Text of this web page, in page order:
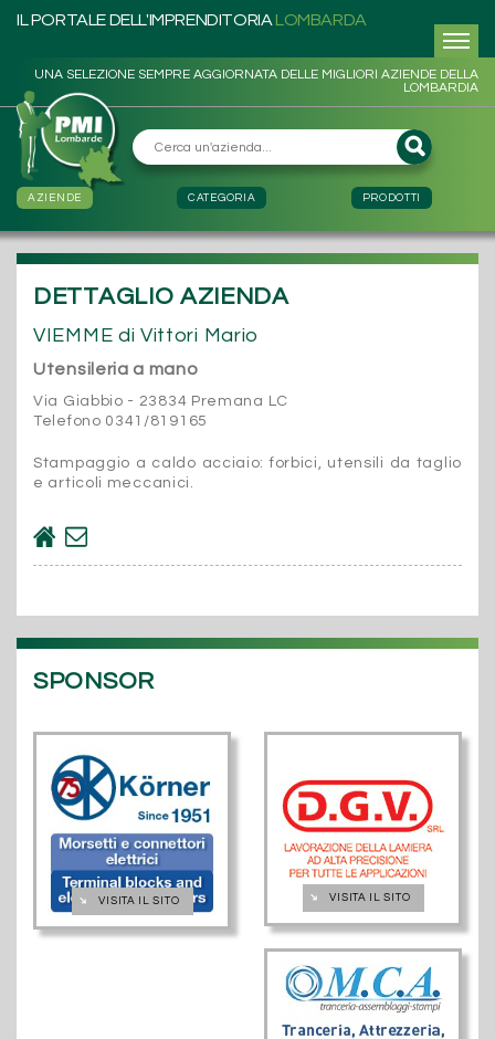
IL PORTALE DELL'IMPRENDITORIA LOMBARDA
UNA SELEZIONE SEMPRE AGGIORNATA DELLE MIGLIORI AZIENDE DELLA
LOMBARDIA
AZIENDE CATEGORIA PRODOTTI
DETTAGLIO AZIENDA
VIEMME di Vittori Mario
Utensileria a mano
Via Giabbio - 23834 Premana LC
Telefono 0341/819165
Stampaggio a caldo acciaio: forbici, utensili da taglio
e articoli meccanici.
SPONSOR
➔ VISITA IL SITO ➔ VISITA IL SITO